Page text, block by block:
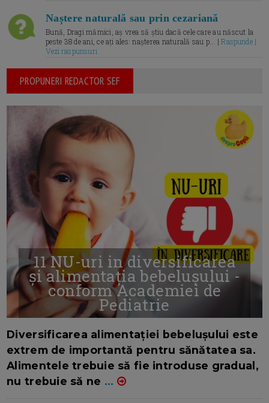
Naștere naturală sau prin cezariană
Bună, Dragi mămici, aș vrea să știu dacă cele care au născut la
peste 38 de ani, ce ați ales: nașterea naturală sau p... |Raspunde |
Vezi raspunsuri
PROPUNERI REDACTOR SEF
11 NU-uri in diversificarea
și alimentația bebelușului -
conform Academiei de
Pediatrie
Diversificarea alimentației bebelușului este
extrem de importantă pentru sănătatea sa.
Alimentele trebuie să fie introduse gradual,
nu trebuie să ne ...